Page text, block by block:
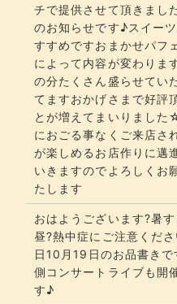
チで提供させて頂きまし
のお知らせです♪スイー
すすめですおまかせパフ
によって内容が変わりま
の分たくさん盛らせてい
てます​​​おかげさまで好評
とが増えてまいりました
におごる事なくご来店さ
が楽しめるお店作りに邁
いきますのでよろしくお
たします
おはようございます?暑す
昼?熱中症にご注意くださ
日10月19日のお品書きで
側コンサートライブも開
す♪